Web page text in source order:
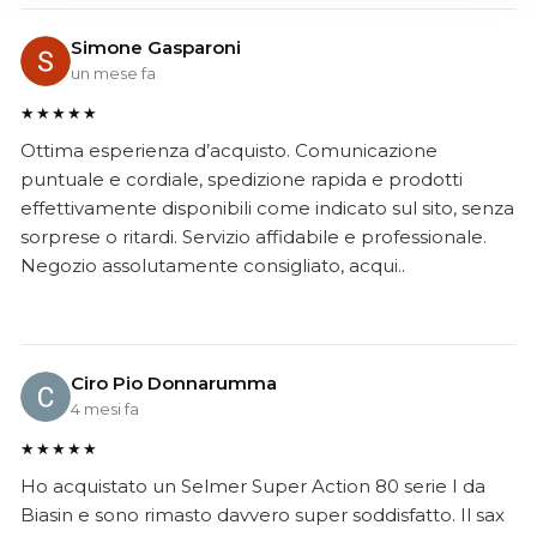
Simone Gasparoni
un mese fa
★★★★★
Ottima esperienza d’acquisto. Comunicazione
puntuale e cordiale, spedizione rapida e prodotti
effettivamente disponibili come indicato sul sito, senza
sorprese o ritardi. Servizio affidabile e professionale.
Negozio assolutamente consigliato, acqui..
Ciro Pio Donnarumma
4 mesi fa
★★★★★
Ho acquistato un Selmer Super Action 80 serie I da
Biasin e sono rimasto davvero super soddisfatto. Il sax